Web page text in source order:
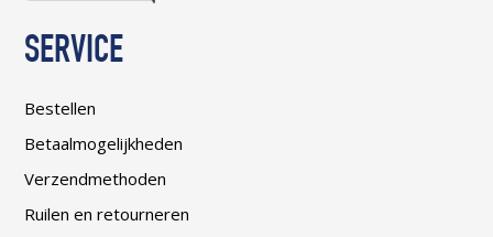
SERVICE
Bestellen
Betaalmogelijkheden
Verzendmethoden
Ruilen en retourneren